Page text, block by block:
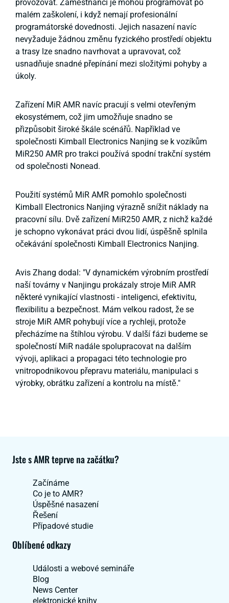
provozovat. Zaměstnanci je mohou programovat po
malém zaškolení, i když nemají profesionální
programátorské dovednosti. Jejich nasazení navíc
nevyžaduje žádnou změnu fyzického prostředí objektu
a trasy lze snadno navrhovat a upravovat, což
usnadňuje snadné přepínání mezi složitými pohyby a
úkoly.
Zařízení MiR AMR navíc pracují s velmi otevřeným
ekosystémem, což jim umožňuje snadno se
přizpůsobit široké škále scénářů. Například ve
společnosti Kimball Electronics Nanjing se k vozíkům
MiR250 AMR pro trakci používá spodní trakční systém
od společnosti Nonead.
Použití systémů MiR AMR pomohlo společnosti
Kimball Electronics Nanjing výrazně snížit náklady na
pracovní sílu. Dvě zařízení MiR250 AMR, z nichž každé
je schopno vykonávat práci dvou lidí, úspěšně splnila
očekávání společnosti Kimball Electronics Nanjing.
Avis Zhang dodal: "V dynamickém výrobním prostředí
naší továrny v Nanjingu prokázaly stroje MiR AMR
některé vynikající vlastnosti - inteligenci, efektivitu,
flexibilitu a bezpečnost. Mám velkou radost, že se
stroje MiR AMR pohybují více a rychleji, protože
přecházíme na štíhlou výrobu. V další fázi budeme se
společností MiR nadále spolupracovat na dalším
vývoji, aplikaci a propagaci této technologie pro
vnitropodnikovou přepravu materiálu, manipulaci s
výrobky, obrátku zařízení a kontrolu na místě."
Jste s AMR teprve na začátku?
Začínáme
Co je to AMR?
Úspěšné nasazení
Řešení
Případové studie
Oblíbené odkazy
Události a webové semináře
Blog
News Center
elektronické knihy